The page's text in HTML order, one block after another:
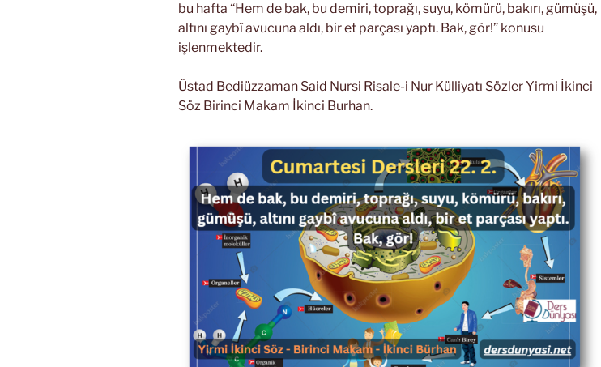
bu hafta “Hem de bak, bu demiri, toprağı, suyu, kömürü, bakırı, gümüşü,
altını gaybî avucuna aldı, bir et parçası yaptı. Bak, gör!” konusu
işlenmektedir.
Üstad Bediüzzaman Said Nursi Risale-i Nur Külliyatı Sözler Yirmi İkinci
Söz Birinci Makam İkinci Burhan.